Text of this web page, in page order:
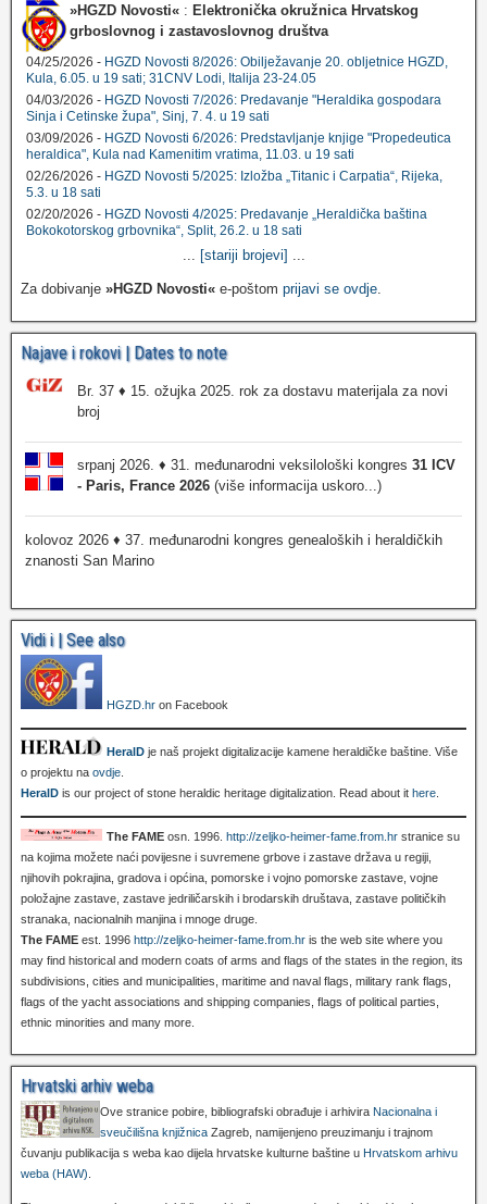
»HGZD Novosti« : Elektronička okružnica Hrvatskog
grboslovnog i zastavoslovnog društva
04/25/2026 - HGZD Novosti 8/2026: Obilježavanje 20. obljetnice HGZD,
Kula, 6.05. u 19 sati; 31CNV Lodi, Italija 23-24.05
04/03/2026 - HGZD Novosti 7/2026: Predavanje "Heraldika gospodara
Sinja i Cetinske župa", Sinj, 7. 4. u 19 sati
03/09/2026 - HGZD Novosti 6/2026: Predstavljanje knjige "Propedeutica
heraldica", Kula nad Kamenitim vratima, 11.03. u 19 sati
02/26/2026 - HGZD Novosti 5/2025: Izložba „Titanic i Carpatia“, Rijeka,
5.3. u 18 sati
02/20/2026 - HGZD Novosti 4/2025: Predavanje „Heraldička baština
Bokokotorskog grbovnika“, Split, 26.2. u 18 sati
... [stariji brojevi] ...
Za dobivanje »HGZD Novosti« e-poštom prijavi se ovdje.
Najave i rokovi | Dates to note
Br. 37 ♦ 15. ožujka 2025. rok za dostavu materijala za novi
broj
srpanj 2026. ♦ 31. međunarodni veksilološki kongres 31 ICV
- Paris, France 2026 (više informacija uskoro...)
kolovoz 2026 ♦ 37. međunarodni kongres genealoških i heraldičkih
znanosti San Marino
Vidi i | See also
HGZD.hr on Facebook
HeralD je naš projekt digitalizacije kamene heraldičke baštine. Više
o projektu na ovdje.
HeralD is our project of stone heraldic heritage digitalization. Read about it here.
The FAME osn. 1996. http://zeljko-heimer-fame.from.hr stranice su
na kojima možete naći povijesne i suvremene grbove i zastave država u regiji,
njihovih pokrajina, gradova i općina, pomorske i vojno pomorske zastave, vojne
položajne zastave, zastave jedriličarskih i brodarskih društava, zastave političkih
stranaka, nacionalnih manjina i mnoge druge.
The FAME est. 1996 http://zeljko-heimer-fame.from.hr is the web site where you
may find historical and modern coats of arms and flags of the states in the region, its
subdivisions, cities and municipalities, maritime and naval flags, military rank flags,
flags of the yacht associations and shipping companies, flags of political parties,
ethnic minorities and many more.
Hrvatski arhiv weba
Ove stranice pobire, bibliografski obrađuje i arhivira Nacionalna i
sveučilišna knjižnica Zagreb, namijenjeno preuzimanju i trajnom
čuvanju publikacija s weba kao dijela hrvatske kulturne baštine u Hrvatskom arhivu
weba (HAW)